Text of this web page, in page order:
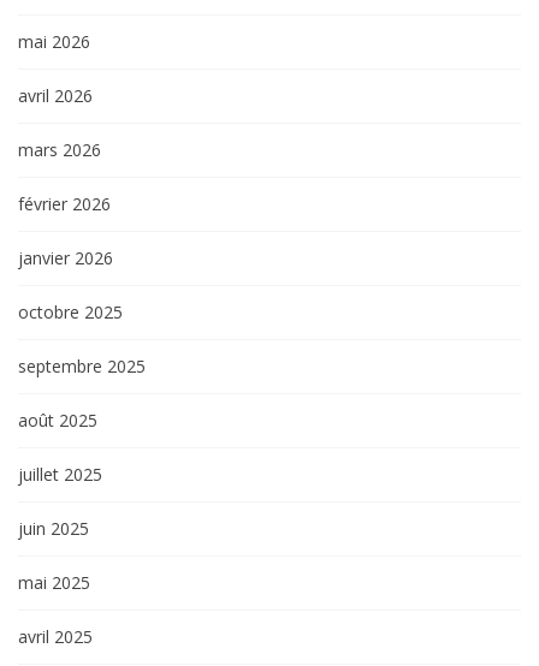
mai 2026
avril 2026
mars 2026
février 2026
janvier 2026
octobre 2025
septembre 2025
août 2025
juillet 2025
juin 2025
mai 2025
avril 2025